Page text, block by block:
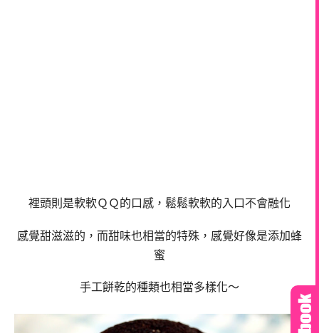
裡頭則是軟軟ＱＱ的口感，鬆鬆軟軟的入口不會融化
感覺甜滋滋的，而甜味也相當的特殊，感覺好像是添加蜂
蜜
手工餅乾的種類也相當多樣化～